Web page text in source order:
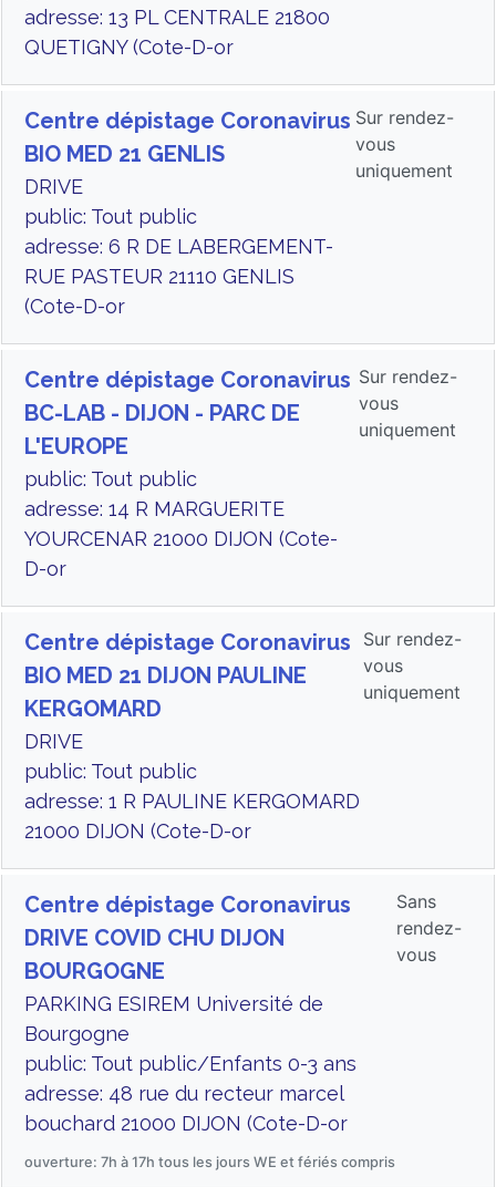
adresse: 13 PL CENTRALE 21800
QUETIGNY (Cote-D-or
Centre dépistage Coronavirus
BIO MED 21 GENLIS
DRIVE
public: Tout public
adresse: 6 R DE LABERGEMENT-
RUE PASTEUR 21110 GENLIS
(Cote-D-or
Sur rendez-
vous
uniquement
Centre dépistage Coronavirus
BC-LAB - DIJON - PARC DE
L'EUROPE
public: Tout public
adresse: 14 R MARGUERITE
YOURCENAR 21000 DIJON (Cote-
D-or
Sur rendez-
vous
uniquement
Centre dépistage Coronavirus
BIO MED 21 DIJON PAULINE
KERGOMARD
DRIVE
public: Tout public
adresse: 1 R PAULINE KERGOMARD
21000 DIJON (Cote-D-or
Sur rendez-
vous
uniquement
Centre dépistage Coronavirus
DRIVE COVID CHU DIJON
BOURGOGNE
PARKING ESIREM Université de
Bourgogne
public: Tout public/Enfants 0-3 ans
adresse: 48 rue du recteur marcel
bouchard 21000 DIJON (Cote-D-or
Sans
rendez-
vous
ouverture: 7h à 17h tous les jours WE et fériés compris